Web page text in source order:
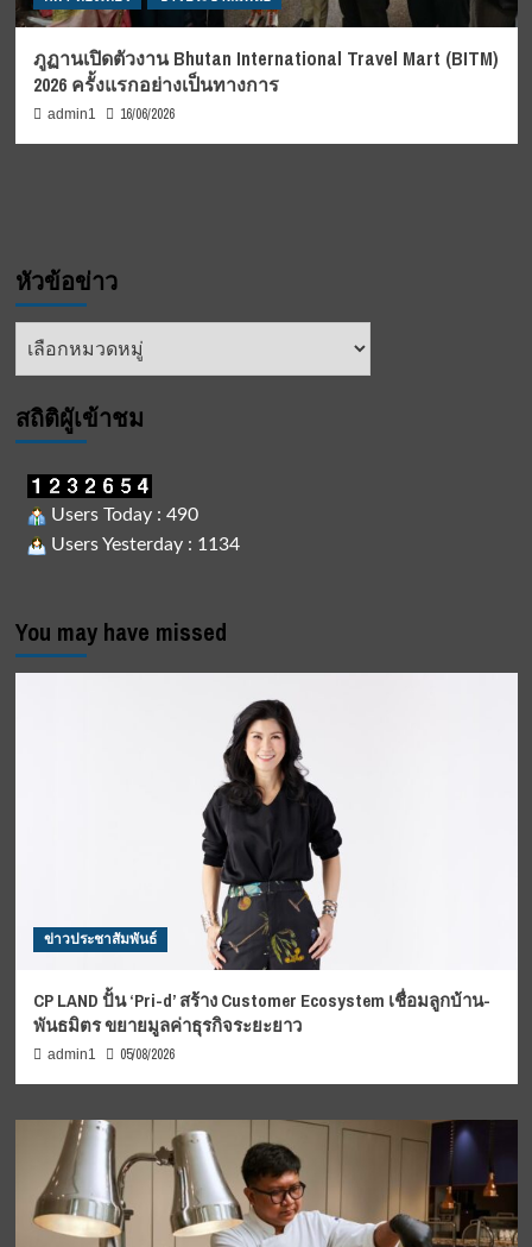
ภูฏานเปิดตัวงาน Bhutan International Travel Mart (BITM)
2026 ครั้งแรกอย่างเป็นทางการ
admin1 16/06/2026
หัวข้อข่าว
หัวข้อ
สถิติผูัเข้าชม
Users Today : 490
Users Yesterday : 1134
You may have missed
ข่าวประชาสัมพันธ์
CP LAND ปั้น ‘Pri-d’ สร้าง Customer Ecosystem เชื่อมลูกบ้าน-
พันธมิตร ขยายมูลค่าธุรกิจระยะยาว
admin1 05/08/2026